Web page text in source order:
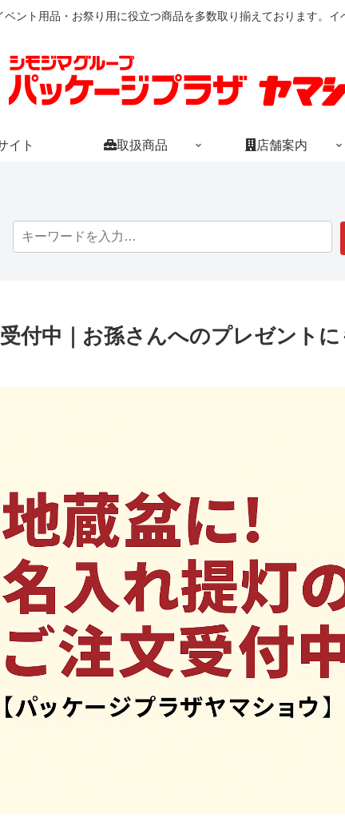
ベント用品・お祭り用に役立つ商品を多数取り揃えております。イ
イト 取扱商品 店舗案内
付中｜お孫さんへのプレゼントに